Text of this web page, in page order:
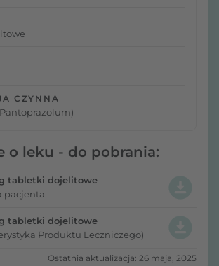
CZYNNA
o leku - do pobrania:
tabletki dojelitowe
pacjenta
tabletki dojelitowe
Produktu Leczniczego)
Ostatnia aktualizacja: 26 maja, 2025